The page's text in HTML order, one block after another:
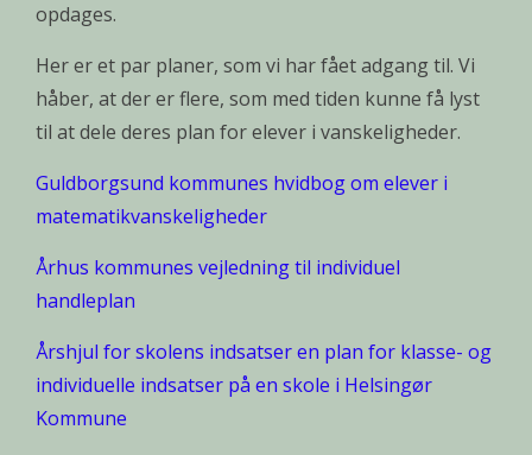
opdages.
Her er et par planer, som vi har fået adgang til. Vi
håber, at der er flere, som med tiden kunne få lyst
til at dele deres plan for elever i vanskeligheder.
Guldborgsund kommunes hvidbog om elever i
matematikvanskeligheder
Århus kommunes vejledning til individuel
handleplan
Årshjul for skolens indsatser en plan for klasse- og
individuelle indsatser på en skole i Helsingør
Kommune